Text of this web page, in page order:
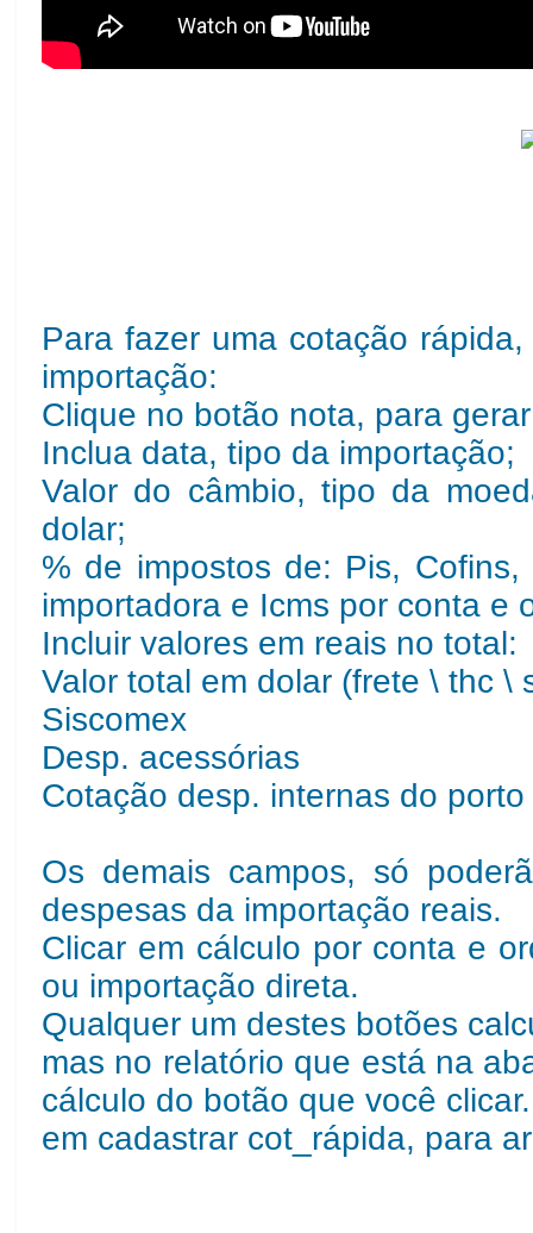
Para fazer uma cotação
importação:
Clique no botão nota, para
Inclua data, tipo da importação;
Valor do câmbio, tipo da
dolar;
% de impostos de: Pis,
importadora e Icms por conta e
Incluir valores em reais no total:
Valor total em dolar (frete \ thc \
Siscomex
Desp. acessórias
Cotação desp. internas do
Os demais campos, só
despesas da importação reais.
Clicar em cálculo por conta e
ou importação direta.
Qualquer um destes botões
mas no relatório que está na
cálculo do botão que você
em cadastrar cot_rápida, para